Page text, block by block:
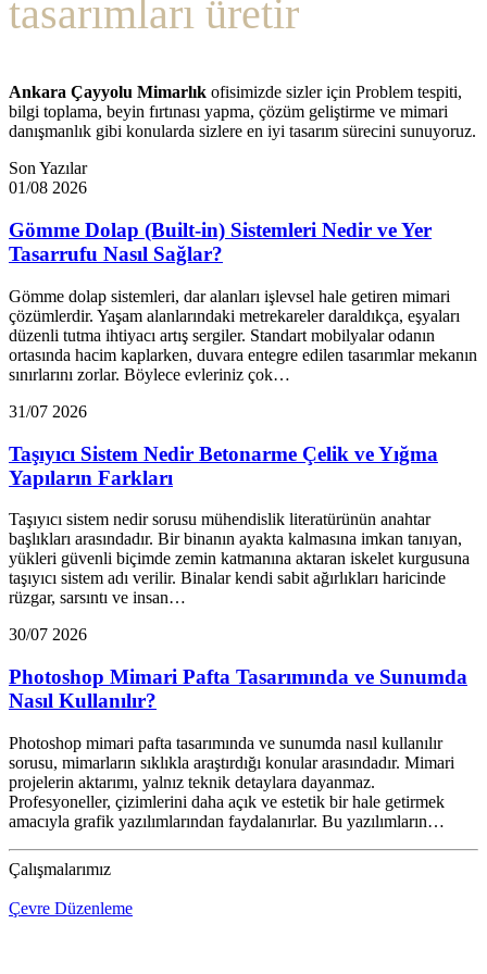
tasarımları üretir
Ankara Çayyolu Mimarlık ofisimizde sizler için Problem tespiti,
bilgi toplama, beyin fırtınası yapma, çözüm geliştirme ve mimari
danışmanlık gibi konularda sizlere en iyi tasarım sürecini sunuyoruz.
Son Yazılar
01/08 2026
Gömme Dolap (Built-in) Sistemleri Nedir ve Yer
Tasarrufu Nasıl Sağlar?
Gömme dolap sistemleri, dar alanları işlevsel hale getiren mimari
çözümlerdir. Yaşam alanlarındaki metrekareler daraldıkça, eşyaları
düzenli tutma ihtiyacı artış sergiler. Standart mobilyalar odanın
ortasında hacim kaplarken, duvara entegre edilen tasarımlar mekanın
sınırlarını zorlar. Böylece evleriniz çok…
31/07 2026
Taşıyıcı Sistem Nedir Betonarme Çelik ve Yığma
Yapıların Farkları
Taşıyıcı sistem nedir sorusu mühendislik literatürünün anahtar
başlıkları arasındadır. Bir binanın ayakta kalmasına imkan tanıyan,
yükleri güvenli biçimde zemin katmanına aktaran iskelet kurgusuna
taşıyıcı sistem adı verilir. Binalar kendi sabit ağırlıkları haricinde
rüzgar, sarsıntı ve insan…
30/07 2026
Photoshop Mimari Pafta Tasarımında ve Sunumda
Nasıl Kullanılır?
Photoshop mimari pafta tasarımında ve sunumda nasıl kullanılır
sorusu, mimarların sıklıkla araştırdığı konular arasındadır. Mimari
projelerin aktarımı, yalnız teknik detaylara dayanmaz.
Profesyoneller, çizimlerini daha açık ve estetik bir hale getirmek
amacıyla grafik yazılımlarından faydalanırlar. Bu yazılımların…
Çalışmalarımız
Çevre Düzenleme